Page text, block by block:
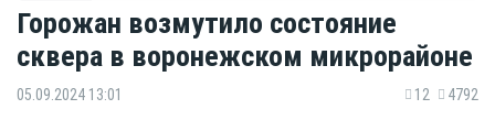
Горожан возмутило состояние
сквера в воронежском микрорайоне
05.09.2024 13:01 12 4792